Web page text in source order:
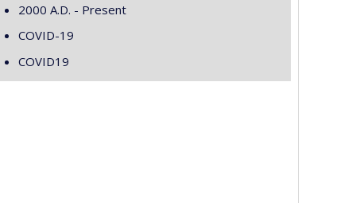
2000 A.D. - Present
COVID-19
COVID19